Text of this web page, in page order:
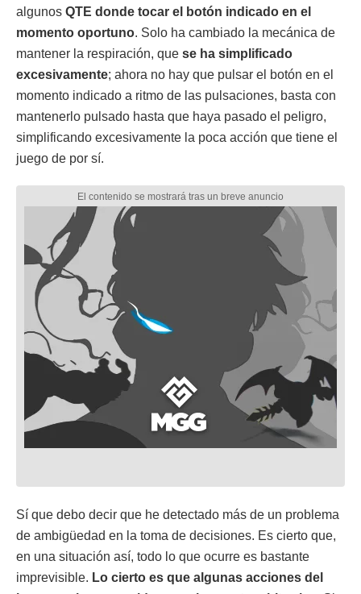
algunos QTE donde tocar el botón indicado en el
momento oportuno. Solo ha cambiado la mecánica de
mantener la respiración, que se ha simplificado
excesivamente; ahora no hay que pulsar el botón en el
momento indicado a ritmo de las pulsaciones, basta con
mantenerlo pulsado hasta que haya pasado el peligro,
simplificando excesivamente la poca acción que tiene el
juego de por sí.
Sí que debo decir que he detectado más de un problema
de ambigüedad en la toma de decisiones. Es cierto que,
en una situación así, todo lo que ocurre es bastante
imprevisible. Lo cierto es que algunas acciones del